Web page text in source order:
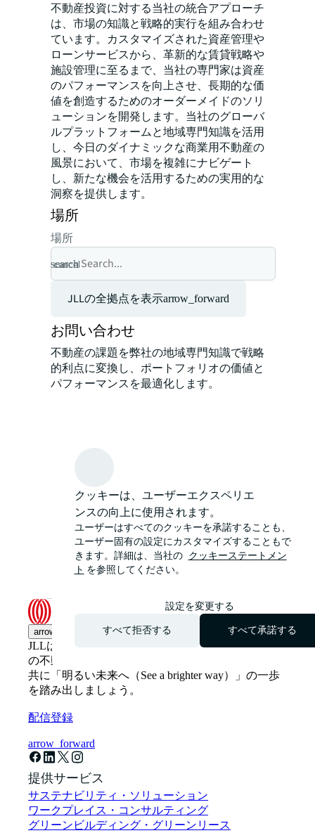
不動産投資に対する当社の統合アプローチ
は、市場の知識と戦略的実行を組み合わせ
ています。カスタマイズされた資産管理や
ローンサービスから、革新的な賃貸戦略や
施設管理に至るまで、当社の専門家は資産
のパフォーマンスを向上させ、長期的な価
値を創造するためのオーダーメイドのソリ
ューションを開発します。当社のグローバ
ルプラットフォームと地域専門知識を活用
し、今日のダイナミックな商業用不動産の
風景において、市場を複雑にナビゲート
し、新たな機会を活用するための実用的な
洞察を提供します。
場所
場所
search
cancel
JLLの全拠点を表示arrow_forward
お問い合わせ
不動産の課題を弊社の地域専門知識で戦略
的利点に変換し、ポートフォリオの価値と
パフォーマンスを最適化します。
arrow_upward
JLLは革新的かつ知的、そしてヒトを尊重するJLL
の不動産ソリューションを提供しています。JLLと
共に「明るい未来へ（See a brighter way）」の一歩
を踏み出しましょう。
配信登録
arrow_forward
提供サービス
サステナビリティ・ソリューション
ワークプレイス・コンサルティング
グリーンビルディング・グリーンリース
クッキーは、ユーザーエクスペリエ
ンスの向上に使用されます。
ユーザーはすべてのクッキーを承諾することも、
ユーザー固有の設定にカスタマイズすることもで
きます。詳細は、当社の クッキーステートメン
トを参照してください。
設定を変更する
すべて拒否する
すべて承諾する